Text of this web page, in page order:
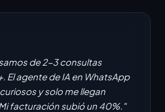
de 2-3 consultas
El agente de IA en WhatsApp
y solo me llegan
facturación subió un 40%."